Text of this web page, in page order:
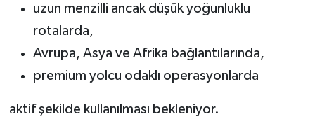
uzun menzilli ancak düşük yoğunluklu
rotalarda,
Avrupa, Asya ve Afrika bağlantılarında,
premium yolcu odaklı operasyonlarda
aktif şekilde kullanılması bekleniyor.